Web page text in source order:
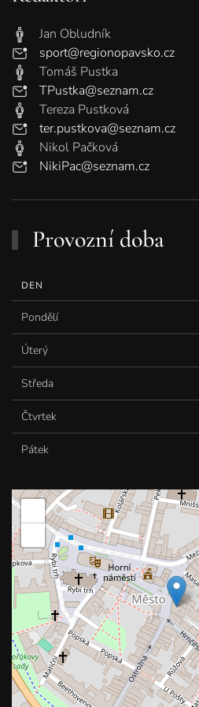
Jan Obludník
sport@regionopavsko.cz
Tomáš Pustka
TPustka@seznam.cz
Tereza Pustková
ter.pustkova@seznam.cz
Nikol Pačková
NikiPac@seznam.cz
Provozní doba
DEN
Pondělí
Úterý
Středa
Čtvrtek
Pátek